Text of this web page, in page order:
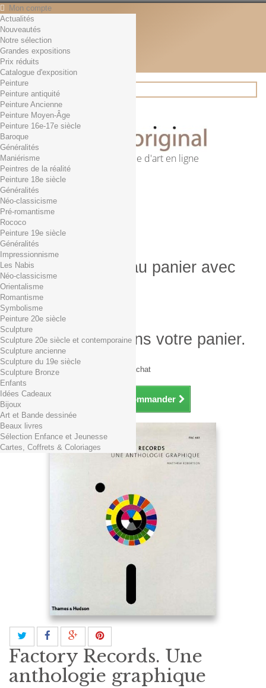
Mon compte
Contact
Français
English
Français
Actualités
Rechercher
Première librairie d'art en ligne
Panier (vide)
Aucun produit
0,01€ dès 29€ d'achat
0,00 € Total
Commander
Produit ajouté au panier avec
succès
Quantité
Total
Il y a 1 produit dans votre panier.
Total produits TTC
Frais de port TTC
0,01€ dès 29€ d'achat
Total TTC
Continuer mes achats Commander
Actualités
Nouveautés
Notre sélection
Grandes expositions
Prix réduits
Catalogue d'exposition
Peinture
Peinture antiquité
Peinture Ancienne
Peinture Moyen-Âge
Peinture 16e-17e siècle
Baroque
Généralités
Maniérisme
Peintres de la réalité
Peinture 18e siècle
Généralités
Néo-classicisme
Pré-romantisme
Rococo
Peinture 19e siècle
Généralités
Impressionnisme
Les Nabis
Néo-classicisme
Orientalisme
Romantisme
Symbolisme
Peinture 20e siècle
Sculpture
Sculpture 20e siècle et contemporaine
Sculpture ancienne
Sculpture du 19e siècle
Sculpture Bronze
Enfants
Idées Cadeaux
Bijoux
Art et Bande dessinée
Beaux livres
Sélection Enfance et Jeunesse
Cartes, Coffrets & Coloriages
Factory Records. Une
anthologie graphique